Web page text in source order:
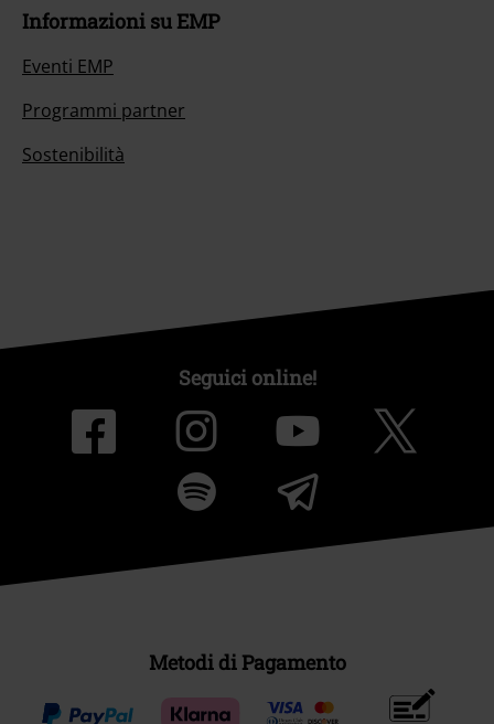
Informazioni su EMP
Eventi EMP
Programmi partner
Sostenibilità
Seguici online!
Metodi di Pagamento